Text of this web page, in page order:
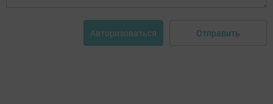
Авторизоваться Отправить